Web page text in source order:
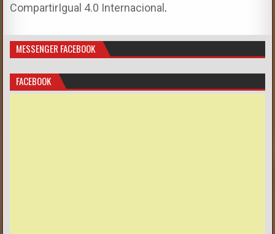
CompartirIgual 4.0 Internacional.
MESSENGER FACEBOOK
FACEBOOK